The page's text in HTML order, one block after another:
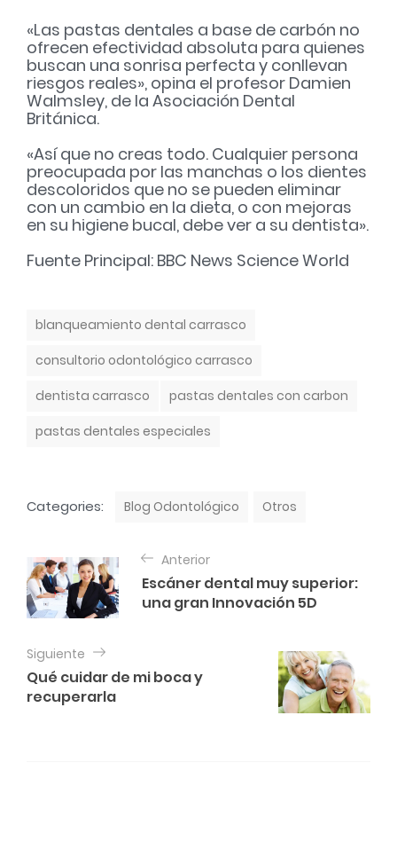
«Las pastas dentales a base de carbón no
ofrecen efectividad absoluta para quienes
buscan una sonrisa perfecta y conllevan
riesgos reales», opina el profesor Damien
Walmsley, de la Asociación Dental
Británica.
«Así que no creas todo. Cualquier persona
preocupada por las manchas o los dientes
descoloridos que no se pueden eliminar
con un cambio en la dieta, o con mejoras
en su higiene bucal, debe ver a su dentista».
Fuente Principal: BBC News Science World
blanqueamiento dental carrasco
consultorio odontológico carrasco
dentista carrasco
pastas dentales con carbon
pastas dentales especiales
Categories:
g
o
r
i
Blog Odontológico Otros
a
v
e
g
a
c
Anterior
Escáner dental muy superior:
una gran Innovación 5D
Siguiente
Qué cuidar de mi boca y
recuperarla